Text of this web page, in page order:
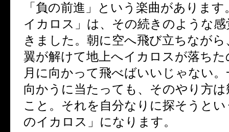
「負の前進」という楽曲がありま
イカロス」は、その続きのような
きました。朝に空へ飛び立ちなが
翼が解けて地上へイカロスが落ち
月に向かって飛べばいいじゃない
向かうに当たっても、そのやり方
こと。それを自分なりに探そうと
のイカロス」になります。